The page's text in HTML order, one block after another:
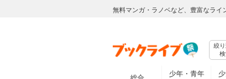
無料マンガ・ラノベなど、豊富なライ
絞
総合
少年・青年